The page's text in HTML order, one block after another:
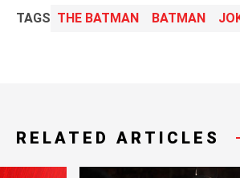
TAGS THE BATMAN BATMAN
RELATED ARTICLES